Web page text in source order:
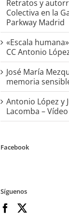
Retratos y
Colectiva en la
Parkway Madrid
«Escala
CC Antonio
José María
memoria
Antonio López y
Lacomba –
Facebook
Síguenos